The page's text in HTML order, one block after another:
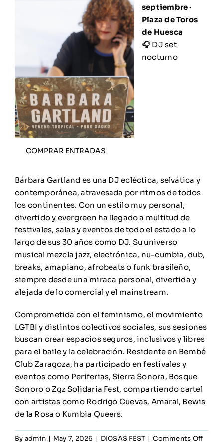
septiembre ·
Plaza de Toros
de Huesca
🎧 DJ set
nocturno
COMPRAR ENTRADAS
Bárbara Gartland es una DJ ecléctica, selvática y
contemporánea, atravesada por ritmos de todos
los continentes. Con un estilo muy personal,
divertido y evergreen ha llegado a multitud de
festivales, salas y eventos de todo el estado a lo
largo de sus 30 años como DJ. Su universo
musical mezcla jazz, electrónica, nu-cumbia, dub,
breaks, amapiano, afrobeats o funk brasileño,
siempre desde una mirada personal, divertida y
alejada de lo comercial y el mainstream.
Comprometida con el feminismo, el movimiento
LGTBI y distintos colectivos sociales, sus sesiones
buscan crear espacios seguros, inclusivos y libres
para el baile y la celebración. Residente en Bembé
Club Zaragoza, ha participado en festivales y
eventos como Periferias, Sierra Sonora, Bosque
Sonoro o Zgz Solidaria Fest, compartiendo cartel
con artistas como Rodrigo Cuevas, Amaral, Bewis
de la Rosa o Kumbia Queers.
By admin | May 7, 2026 | DIOSAS FEST | Comments Offon